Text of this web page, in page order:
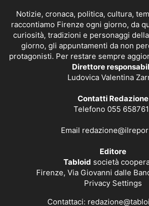
Notizie, cronaca, politica, cultura,
raccontiamo Firenze ogni giorno, da
curiosità, tradizioni e personaggi
giorno, gli appuntamenti da non
protagonisti. Per restare sempre
Direttore
Ludovica Valentina
Contatti Redazione
Telefono 055
Email
Editore
Tabloid società
Firenze, Via Giovanni dalle
Privacy Settings
Contattaci: